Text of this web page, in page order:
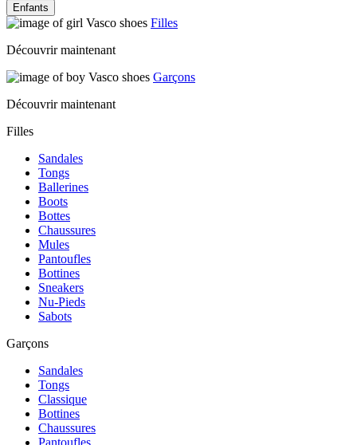
Enfants
Filles
Découvrir maintenant
Garçons
Découvrir maintenant
Filles
Sandales
Tongs
Ballerines
Boots
Bottes
Chaussures
Mules
Pantoufles
Bottines
Sneakers
Nu-Pieds
Sabots
Garçons
Sandales
Tongs
Classique
Bottines
Chaussures
Pantoufles